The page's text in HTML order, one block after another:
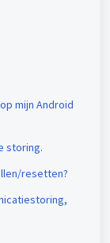
mijn Android
storing.
resetten?